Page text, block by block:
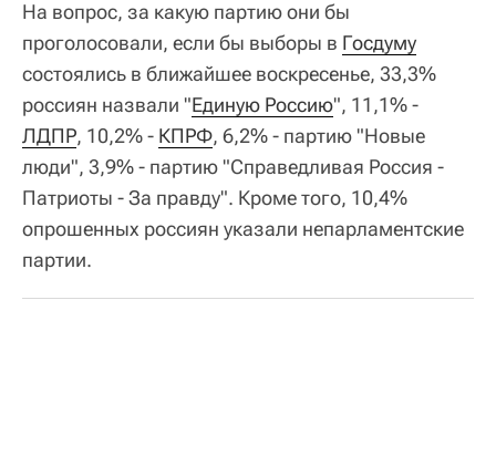
На вопрос, за какую партию они бы
проголосовали, если бы выборы в Госдуму
состоялись в ближайшее воскресенье, 33,3%
россиян назвали "Единую Россию", 11,1% -
ЛДПР, 10,2% - КПРФ, 6,2% - партию "Новые
люди", 3,9% - партию "Справедливая Россия -
Патриоты - За правду". Кроме того, 10,4%
опрошенных россиян указали непарламентские
партии.